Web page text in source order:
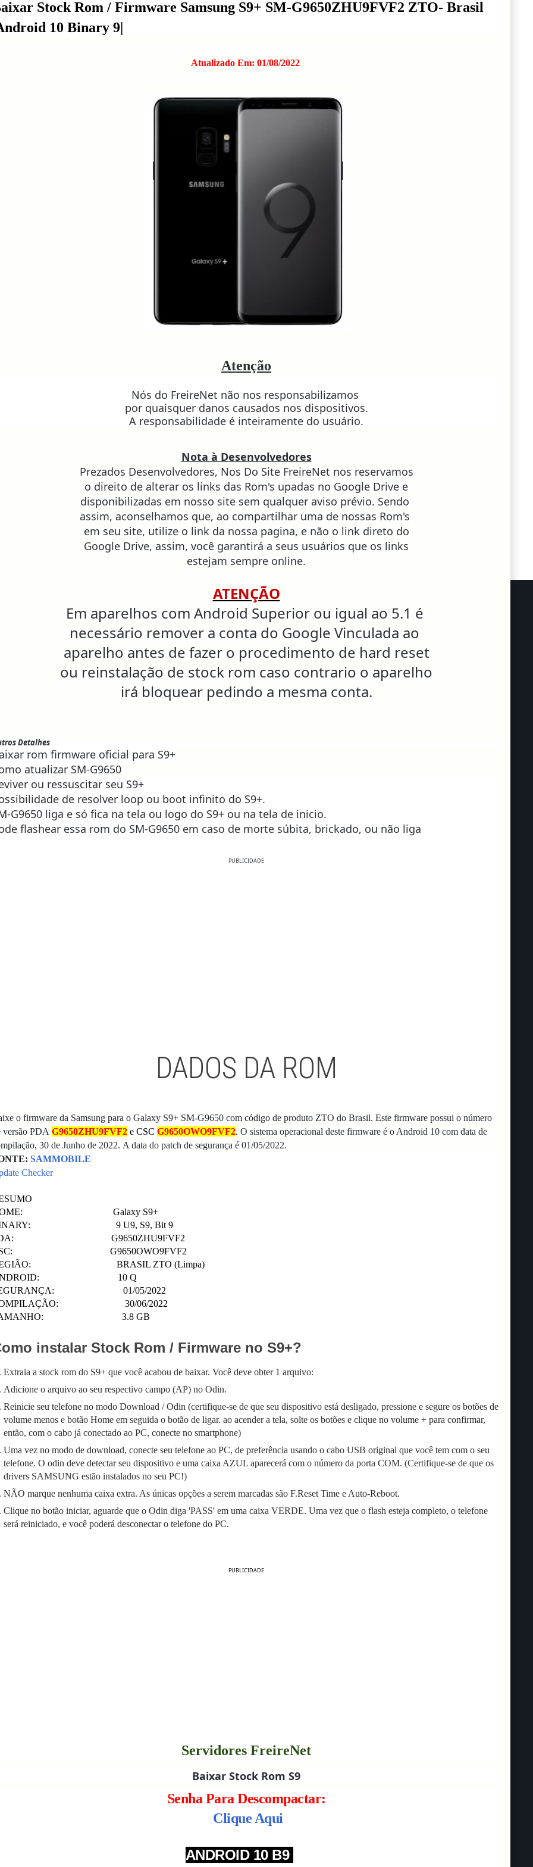
Stock Rom / Firmware Samsung S9+ SM-G9650ZHU9FVF2 ZTO- Brasil
10 Binary 9|
Atualizado Em: 01/08/2022
Atenção
Nós do FreireNet não nos responsabilizamos
por quaisquer danos causados nos dispositivos.
A responsabilidade é inteiramente do usuário.
Nota à Desenvolvedores
Prezados Desenvolvedores, Nos Do Site FreireNet nos reservamos
o direito de alterar os links das Rom's upadas no Google Drive e
disponibilizadas em nosso site sem qualquer aviso prévio. Sendo
assim, aconselhamos que, ao compartilhar uma de nossas Rom's
em seu site, utilize o link da nossa pagina, e não o link direto do
Google Drive, assim, você garantirá a seus usuários que os links
estejam sempre online.
ATENÇÃO
Em aparelhos com Android Superior ou igual ao 5.1 é
necessário remover a conta do Google Vinculada ao
aparelho antes de fazer o procedimento de hard reset
ou reinstalação de stock rom caso contrario o aparelho
irá bloquear pedindo a mesma conta.
Detalhes
rom firmware oficial para S9+
atualizar SM-G9650
ou ressuscitar seu S9+
de resolver loop ou boot infinito do S9+.
G9650 liga e só fica na tela ou logo do S9+ ou na tela de inicio.
flashear essa rom do SM-G9650 em caso de morte súbita, brickado, ou não liga
PUBLICIDADE
DADOS DA ROM
o firmware da Samsung para o Galaxy S9+ SM-G9650 com código de produto ZTO do Brasil. Este firmware possui o número
versão PDA G9650ZHU9FVF2 e CSC G9650OWO9FVF2. O sistema operacional deste firmware é o Android 10 com data de
30 de Junho de 2022. A data do patch de segurança é 01/05/2022.
SAMMOBILE
Checker
Galaxy S9+
9 U9, S9, Bit 9
G9650ZHU9FVF2
G9650OWO9FVF2
BRASIL ZTO (Limpa)
10 Q
01/05/2022
30/06/2022
3.8 GB
instalar Stock Rom / Firmware no S9+?
Extraia a stock rom do S9+ que você acabou de baixar. Você deve obter 1 arquivo:
Adicione o arquivo ao seu respectivo campo (AP) no Odin.
Reinicie seu telefone no modo Download / Odin (certifique-se de que seu dispositivo está desligado, pressione e segure os botões de
volume menos e botão Home em seguida o botão de ligar. ao acender a tela, solte os botões e clique no volume + para confirmar,
então, com o cabo já conectado ao PC, conecte no smartphone)
Uma vez no modo de download, conecte seu telefone ao PC, de preferência usando o cabo USB original que você tem com o seu
telefone. O odin deve detectar seu dispositivo e uma caixa AZUL aparecerá com o número da porta COM. (Certifique-se de que os
drivers SAMSUNG estão instalados no seu PC!)
NÃO marque nenhuma caixa extra. As únicas opções a serem marcadas são F.Reset Time e Auto-Reboot.
Clique no botão iniciar, aguarde que o Odin diga 'PASS' em uma caixa VERDE. Uma vez que o flash esteja completo, o telefone
será reiniciado, e você poderá desconectar o telefone do PC.
PUBLICIDADE
Servidores FreireNet
Baixar Stock Rom S9
Senha Para Descompactar:
Clique Aqui
ANDROID 10 B9